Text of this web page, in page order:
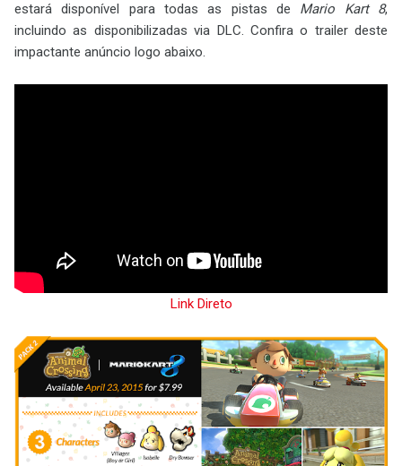
estará disponível para todas as pistas de Mario Kart 8,
incluindo as disponibilizadas via DLC. Confira o trailer deste
impactante anúncio logo abaixo.
Link Direto